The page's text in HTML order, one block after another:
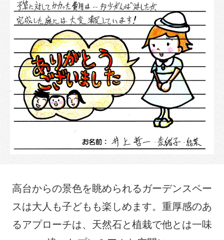
高台からの景色を眺められるガーデンスペー
スは大人も子どもも楽しめます。重厚感のあ
るアプローチは、天然石と植栽で他とは一味